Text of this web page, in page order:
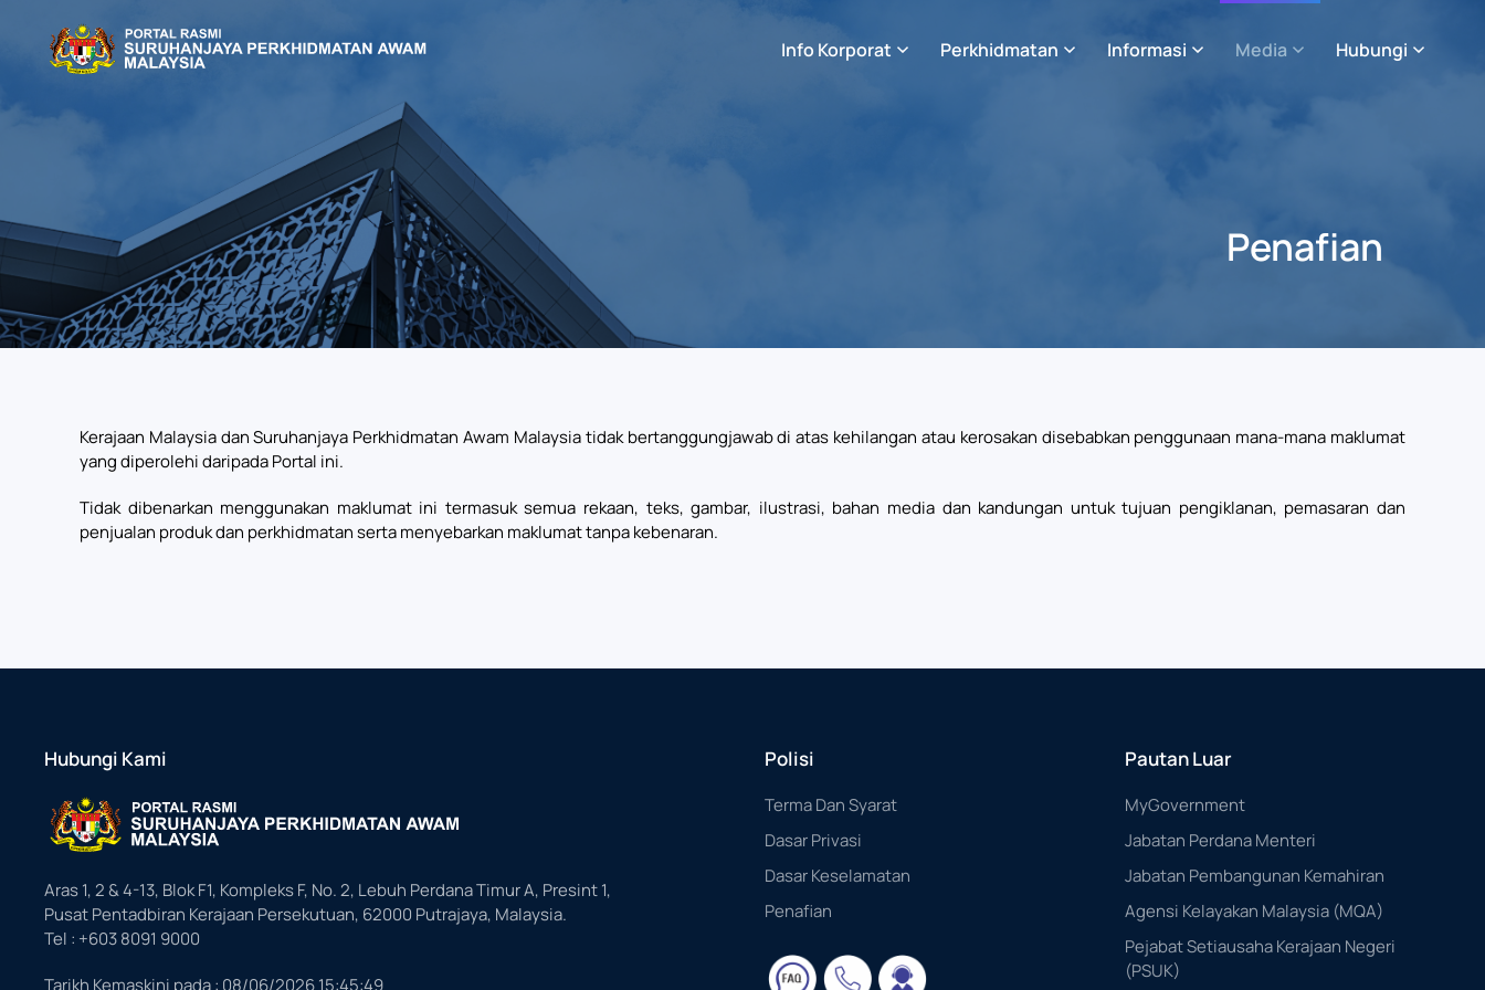
Skip to main content
Info Korporat Perkhidmatan Informasi Media Hubungi
Penafian
Kerajaan Malaysia dan Suruhanjaya Perkhidmatan Awam Malaysia tidak bertanggungjawab di atas kehilangan atau kerosakan disebabkan penggunaan mana-mana maklumat
yang diperolehi daripada Portal ini.
Tidak dibenarkan menggunakan maklumat ini termasuk semua rekaan, teks, gambar, ilustrasi, bahan media dan kandungan untuk tujuan pengiklanan, pemasaran dan
penjualan produk dan perkhidmatan serta menyebarkan maklumat tanpa kebenaran.
Hubungi Kami
Aras 1, 2 & 4-13, Blok F1, Kompleks F, No. 2, Lebuh Perdana Timur A, Presint 1,
Pusat Pentadbiran Kerajaan Persekutuan, 62000 Putrajaya, Malaysia.
Tel : +603 8091 9000
Tarikh Kemaskini pada : 08/06/2026 15:45:49
Polisi
Terma Dan Syarat
Dasar Privasi
Dasar Keselamatan
Penafian
Pautan Luar
MyGovernment
Jabatan Perdana Menteri
Jabatan Pembangunan Kemahiran
Agensi Kelayakan Malaysia (MQA)
Pejabat Setiausaha Kerajaan Negeri
(PSUK)